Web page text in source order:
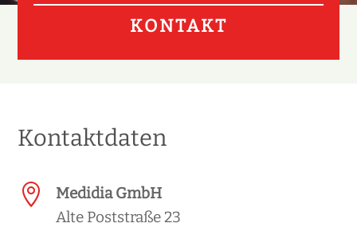
KONTAKT
Kontaktdaten

Medidia GmbH
Alte Poststraße 23